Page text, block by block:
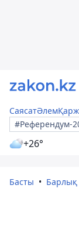
СаясатӘлем
#Референдум-
+26°
Басты